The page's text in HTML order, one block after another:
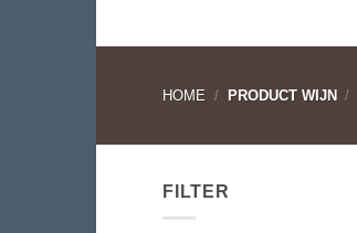
HOME / PRODUCT WIJN /
FILTER